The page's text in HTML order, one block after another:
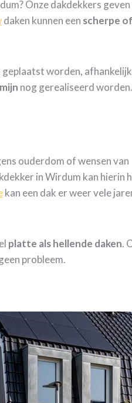
Onze dakdekkers
daken kunnen een scherpe
worden,
nog gerealiseerd worden.
ouderdom of wensen van
in Wirdum kan hierin
kan een dak er weer vele
platte als hellende daken.
probleem.